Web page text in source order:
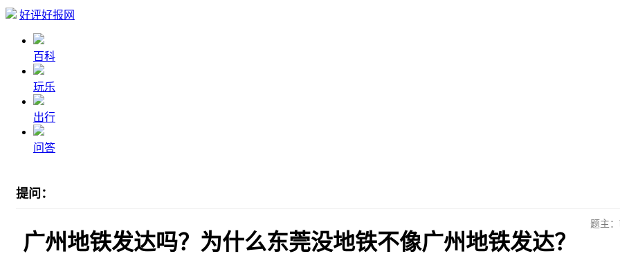
好评好报网
百科
玩乐
出行
问答
提问：
广州地铁发达吗？为什么东莞没地铁不像广州地铁发达？
题主：